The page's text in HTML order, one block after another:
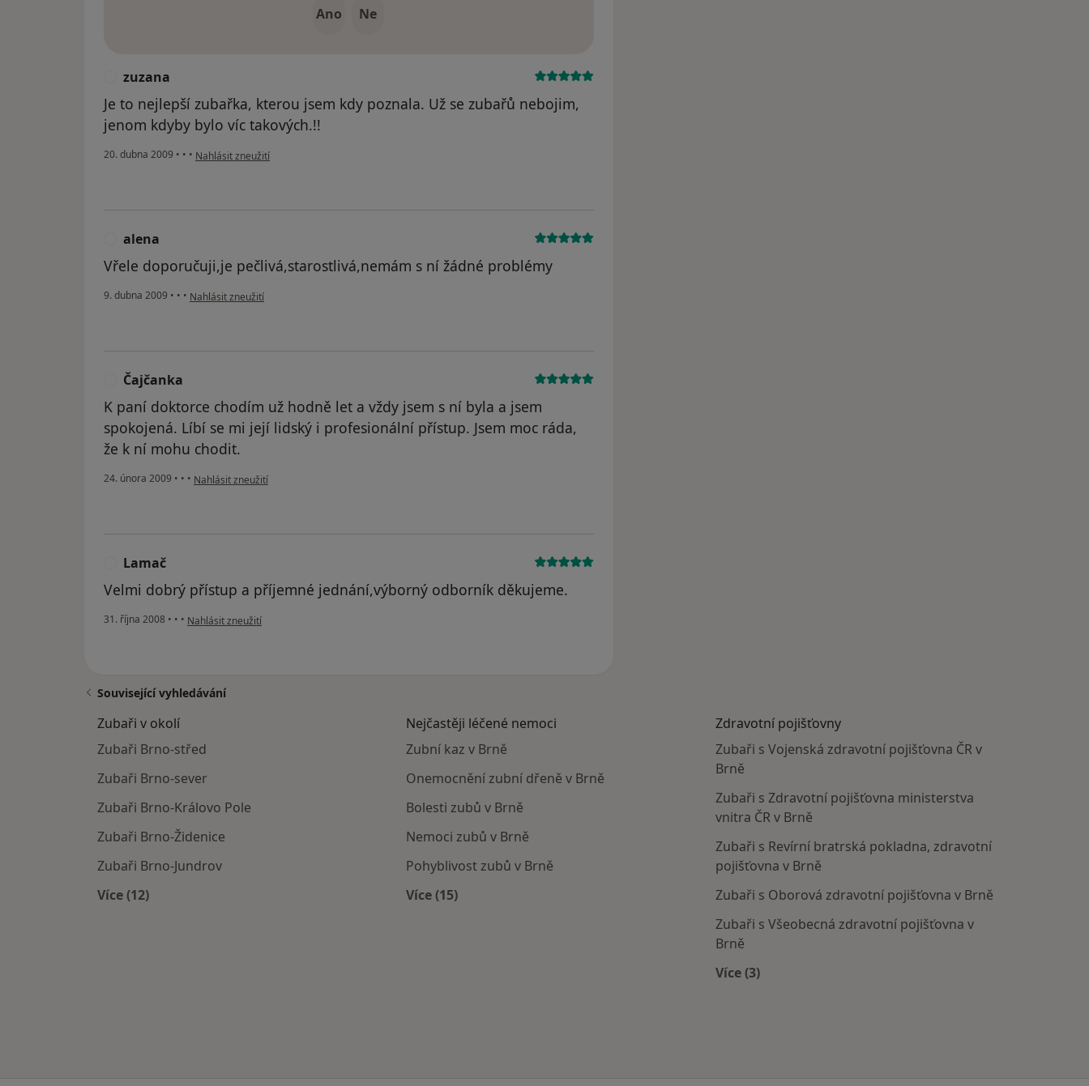
Ano Ne
zuzana
Je to nejlepší zubařka, kterou jsem kdy poznala. Už se zubařů nebojim,
jenom kdyby bylo víc takových.!!
20. dubna 2009 • • • podle názoru uživatele zuzana
Nahlásit zneužití
alena
Vřele doporučuji,je pečlivá,starostlivá,nemám s ní žádné problémy
9. dubna 2009 • • • podle názoru uživatele alena
Nahlásit zneužití
Čajčanka
K paní doktorce chodím už hodně let a vždy jsem s ní byla a jsem
spokojená. Líbí se mi její lidský i profesionální přístup. Jsem moc ráda,
že k ní mohu chodit.
24. února 2009 • • • podle názoru uživatele Čajčanka
Nahlásit zneužití
Lamač
Velmi dobrý přístup a příjemné jednání,výborný odborník děkujeme.
31. října 2008 • • • podle názoru uživatele Lamač
Nahlásit zneužití
Související vyhledávání
Zubaři v okolí
Zubaři Brno-střed
Zubaři Brno-sever
Zubaři Brno-Královo Pole
Zubaři Brno-Židenice
Zubaři Brno-Jundrov
Více (12)
Nejčastěji léčené nemoci
Zubní kaz v Brně
Onemocnění zubní dřeně v Brně
Bolesti zubů v Brně
Nemoci zubů v Brně
Pohyblivost zubů v Brně
Více (15)
Zdravotní pojišťovny
Zubaři s Vojenská zdravotní pojišťovna ČR v
Brně
Zubaři s Zdravotní pojišťovna ministerstva
vnitra ČR v Brně
Zubaři s Revírní bratrská pokladna, zdravotní
pojišťovna v Brně
Zubaři s Oborová zdravotní pojišťovna v Brně
Zubaři s Všeobecná zdravotní pojišťovna v
Brně
Více (3)